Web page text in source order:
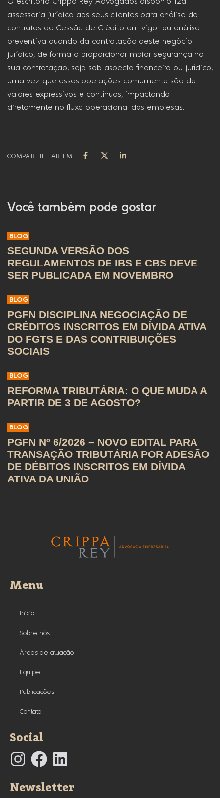
O escritório Crippa Rey Advogados disponibiliza
assessoria jurídica aos seus clientes para análise de
contratos de Cessão de Crédito em vigor ou análise
preventiva quando da contratação deste negócio
jurídico, de forma a proporcionar maior segurança na
sua contratação, seja sob aspecto financeiro ou jurídico,
uma vez que essas operações comumente são de
valores expressivos e contínuos, impactando
diretamente no fluxo operacional das empresas.
COMPARTILHAR EM
Você também pode gostar
BLOG
SEGUNDA VERSÃO DOS
REGULAMENTOS DE IBS E CBS DEVE
SER PUBLICADA EM NOVEMBRO
BLOG
PGFN DISCIPLINA NEGOCIAÇÃO DE
CRÉDITOS INSCRITOS EM DÍVIDA ATIVA
DO FGTS E DAS CONTRIBUIÇÕES
SOCIAIS
BLOG
REFORMA TRIBUTÁRIA: O QUE MUDA A
PARTIR DE 3 DE AGOSTO?
BLOG
PGFN Nº 6/2026 – NOVO EDITAL PARA
TRANSAÇÃO TRIBUTÁRIA POR ADESÃO
DE DÉBITOS INSCRITOS EM DÍVIDA
ATIVA DA UNIÃO
Menu
Início
Sobre nós
Áreas de atuação
Equipe
Publicações
Contato
Social
Newsletter